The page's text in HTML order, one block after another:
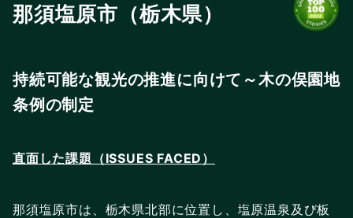
那須塩原市（栃木県）
持続可能な観光の推進に向けて～木の俣園地
条例の制定
直面した課題（ISSUES FACED）
那須塩原市は、栃木県北部に位置し、塩原温泉及び板